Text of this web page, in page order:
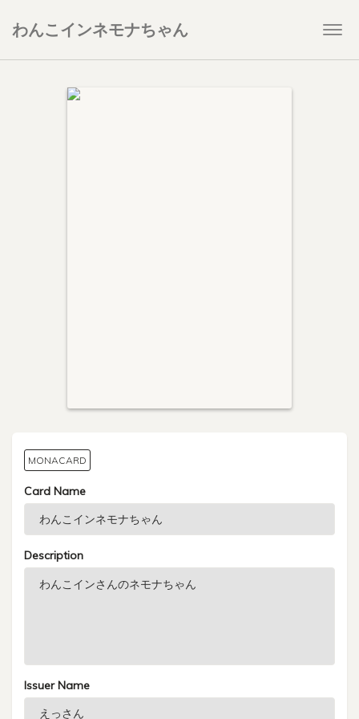
わんこインネモナちゃん
MONACARD
Card Name
Description
Issuer Name